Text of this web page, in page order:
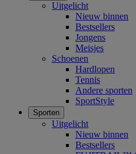
Uitgelicht
Nieuw binnen
Bestsellers
Jongens
Meisjes
Schoenen
Hardlopen
Tennis
Andere sporten
SportStyle
Sporten
Uitgelicht
Nieuw binnen
Bestsellers